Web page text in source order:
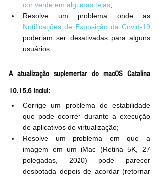
cor verde em algumas telas;
Notificações de Exposição da Covid-19
poderiam ser desativadas para alguns
usuários.
A atualização suplementar do macOS Catalina
10.15.6 inclui:
Corrige um problema de estabilidade
que pode ocorrer durante a execução
de aplicativos de virtualização;
Resolve um problema em que a
imagem em um iMac (Retina 5K, 27
polegadas, 2020) pode parecer
desbotada depois de acordar (retornar